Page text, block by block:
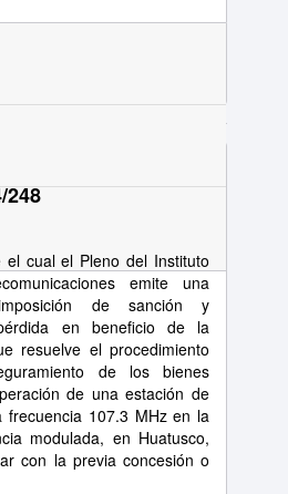
248
el cual el Pleno del Instituto
emite una
de sanción y
en beneficio de la
resuelve el procedimiento
de los bienes
de una estación de
frecuencia 107.3 MHz en la
modulada, en Huatusco,
con la previa concesión o